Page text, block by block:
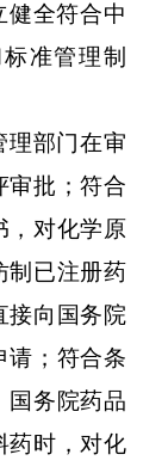
健全符合中
准管理制
部门在审
审批；符合
，对化学原
制已注册药
接向国务院
请；符合条
国务院药品
药时，对化